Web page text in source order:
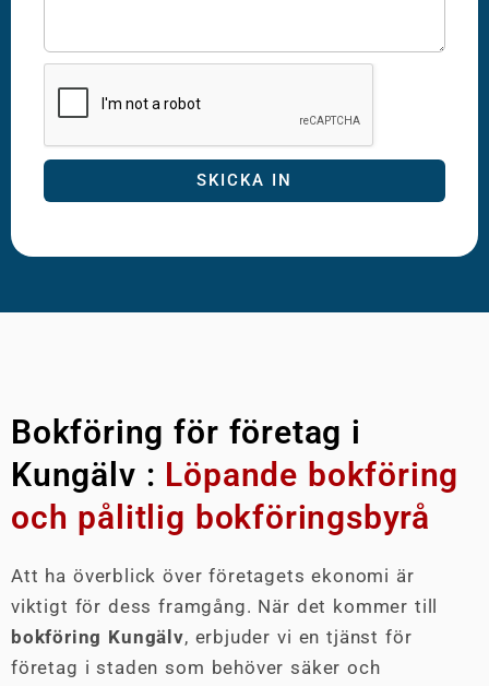
SKICKA IN
Bokföring för företag i
Kungälv : Löpande bokföring
och pålitlig bokföringsbyrå
Att ha överblick över företagets ekonomi är
viktigt för dess framgång. När det kommer till
bokföring Kungälv, erbjuder vi en tjänst för
företag i staden som behöver säker och